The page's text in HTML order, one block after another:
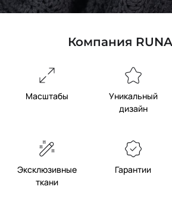
Компания
Масштабы
Уникальный
дизайн
Эксклюзивные
ткани
Гарантии